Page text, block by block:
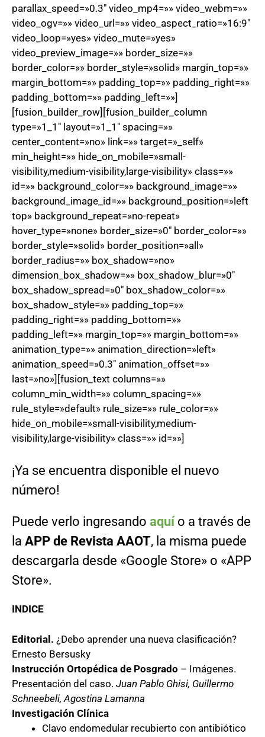
parallax_speed=»0.3″ video_mp4=»» video_webm=»»
video_ogv=»» video_url=»» video_aspect_ratio=»16:9″
video_loop=»yes» video_mute=»yes»
video_preview_image=»» border_size=»»
border_color=»» border_style=»solid» margin_top=»»
margin_bottom=»» padding_top=»» padding_right=»»
padding_bottom=»» padding_left=»»]
[fusion_builder_row][fusion_builder_column
type=»1_1″ layout=»1_1″ spacing=»»
center_content=»no» link=»» target=»_self»
min_height=»» hide_on_mobile=»small-
visibility,medium-visibility,large-visibility» class=»»
id=»» background_color=»» background_image=»»
background_image_id=»» background_position=»left
top» background_repeat=»no-repeat»
hover_type=»none» border_size=»0″ border_color=»»
border_style=»solid» border_position=»all»
border_radius=»» box_shadow=»no»
dimension_box_shadow=»» box_shadow_blur=»0″
box_shadow_spread=»0″ box_shadow_color=»»
box_shadow_style=»» padding_top=»»
padding_right=»» padding_bottom=»»
padding_left=»» margin_top=»» margin_bottom=»»
animation_type=»» animation_direction=»left»
animation_speed=»0.3″ animation_offset=»»
last=»no»][fusion_text columns=»»
column_min_width=»» column_spacing=»»
rule_style=»default» rule_size=»» rule_color=»»
hide_on_mobile=»small-visibility,medium-
visibility,large-visibility» class=»» id=»»]
¡Ya se encuentra disponible el nuevo
número!
Puede verlo ingresando aquí o a través de
la APP de Revista AAOT, la misma puede
descargarla desde «Google Store» o «APP
Store».
INDICE
Editorial. ¿Debo aprender una nueva clasificación?
Ernesto Bersusky
Instrucción Ortopédica de Posgrado – Imágenes.
Presentación del caso. Juan Pablo Ghisi, Guillermo
Schneebeli, Agostina Lamanna
Investigación Clínica
Clavo endomedular recubierto con antibiótico